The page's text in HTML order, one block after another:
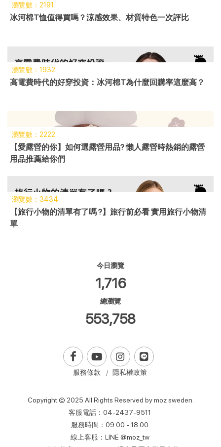
瀏覽數：2191
冰河棉T恤值得買嗎？涼感效果、材質特色一次評比
瀏覽數：1932
高電費時代的好穿投資：冰河棉T為什麼回購率這麼高？
瀏覽數：2222
【愛露營的你】如何選露營用品? 懶人露營時熱銷的露營
用品推薦給你們
瀏覽數：3434
【旅行小物的清單有了嗎 ?】旅行前必看 實用旅行小物清
單
今日瀏覽
1,716
總瀏覽
553,758
服務條款 隱私權政策
Copyright © 2025 All Rights Reserved by moz sweden.
客服電話：04-2437-9511
服務時間：09:00 - 18:00
線上客服：LINE @moz_tw